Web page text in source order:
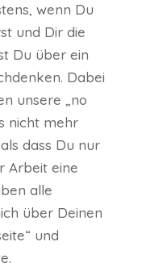
wenn Du
und Dir die
Du über ein
Dabei
unsere „no
nicht mehr
dass Du nur
Arbeit eine
alle
über Deinen
und